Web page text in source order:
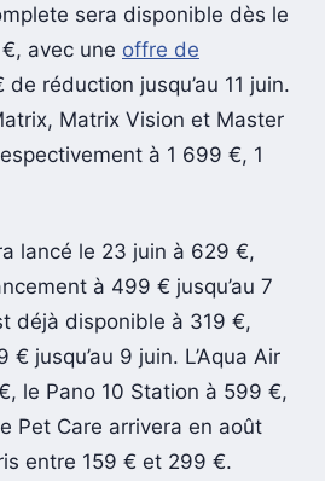
sera disponible dès le
avec une offre de
de réduction jusqu’au 11 juin.
Matrix Vision et Master
à 1 699 €, 1
lancé le 23 juin à 629 €,
à 499 € jusqu’au 7
déjà disponible à 319 €,
jusqu’au 9 juin. L’Aqua Air
le Pano 10 Station à 599 €,
Pet Care arrivera en août
entre 159 € et 299 €.